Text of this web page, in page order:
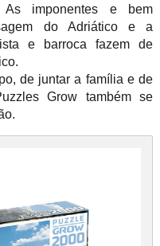
imponentes e bem
do Adriático e a
e barroca fazem de
de juntar a família e de
Grow também se